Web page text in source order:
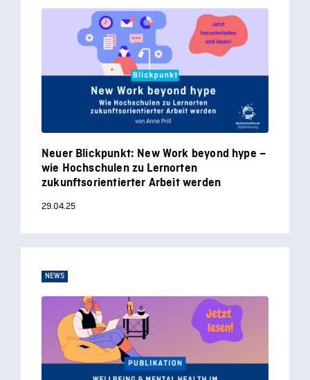
Neuer Blickpunkt: New Work beyond hype –
wie Hochschulen zu Lernorten
zukunftsorientierter Arbeit werden
29.04.25
NEWS